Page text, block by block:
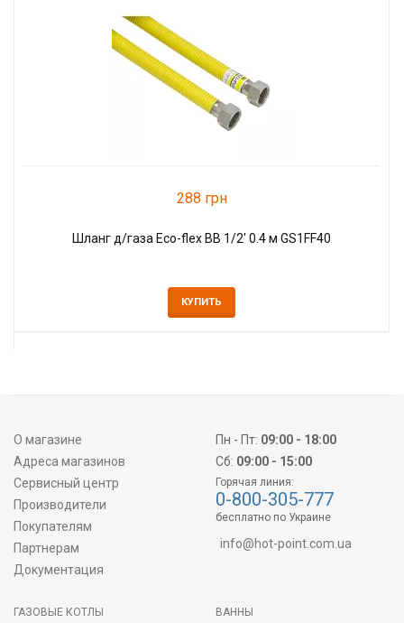
288 грн
Шланг д/газа Eco-flex ВВ 1/2' 0.4 м GS1FF40
КУПИТЬ
О магазине
Адреса магазинов
Сервисный центр
Производители
Покупателям
Партнерам
Документация
Пн - Пт: 09:00 - 18:00
Сб: 09:00 - 15:00
Горячая линия:
0-800-305-777
бесплатно по Украине
info@hot-point.com.ua
ГАЗОВЫЕ КОТЛЫ ВАННЫ